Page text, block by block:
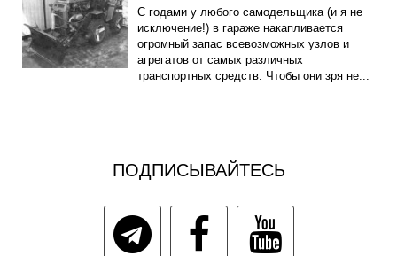
С годами у любого самодельщика (и я не
исключение!) в гараже накапливается
огромный запас всевозможных узлов и
агрегатов от самых различных
транспортных средств. Чтобы они зря не...
ПОДПИСЫВАЙТЕСЬ